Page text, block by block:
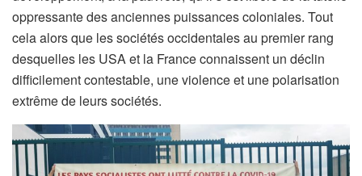
oppressante des anciennes puissances coloniales. Tout
cela alors que les sociétés occidentales au premier rang
desquelles les USA et la France connaissent un déclin
difficilement contestable, une violence et une polarisation
extrême de leurs sociétés.